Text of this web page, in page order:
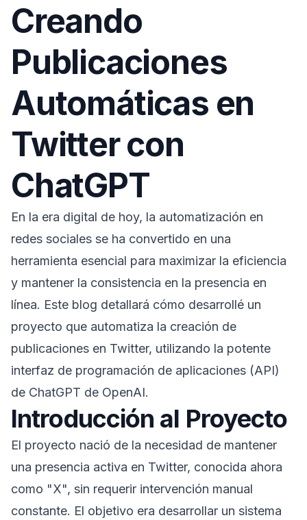
Creando
Publicaciones
Automáticas en
Twitter con
ChatGPT
En la era digital de hoy, la automatización en
redes sociales se ha convertido en una
herramienta esencial para maximizar la eficiencia
y mantener la consistencia en la presencia en
línea. Este blog detallará cómo desarrollé un
proyecto que automatiza la creación de
publicaciones en Twitter, utilizando la potente
interfaz de programación de aplicaciones (API)
de ChatGPT de OpenAI.
Introducción al Proyecto
El proyecto nació de la necesidad de mantener
una presencia activa en Twitter, conocida ahora
como "X", sin requerir intervención manual
constante. El objetivo era desarrollar un sistema